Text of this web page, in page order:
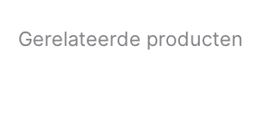
Gerelateerde producten